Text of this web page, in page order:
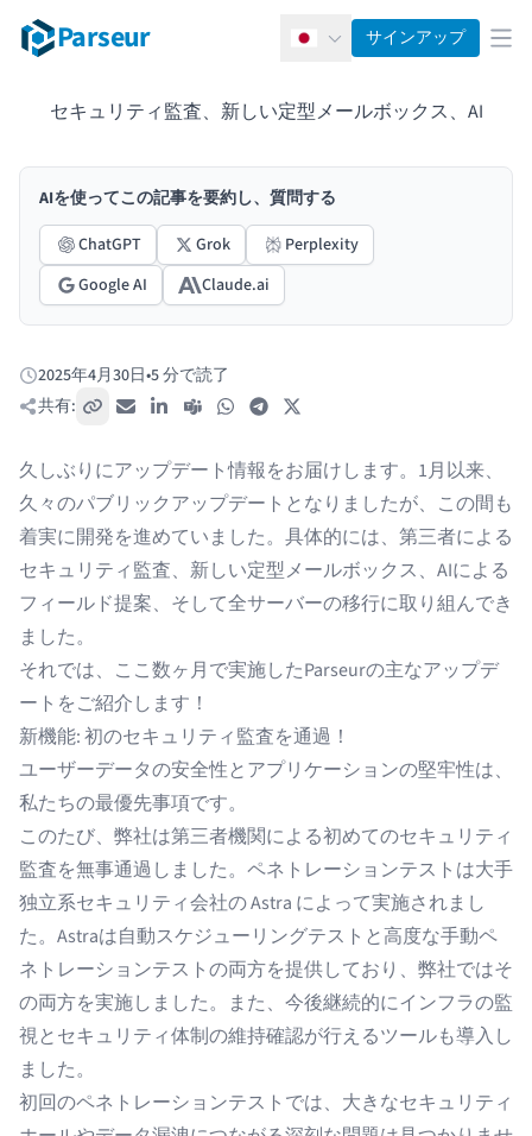
Parseur 日本語サインアップ メ
セキュリティ監査、新しい定型メールボックス、AI
AIを使ってこの記事を要約し、質問する
ChatGPT
Grok
Perplexity
Google AI
Claude.ai
公開日:
2025年4月30日•5 分で読了
共有:
リンクをコピー
メールLinkedIn
Teams WhatsAppTelegram
久しぶりにアップデート情報をお届けします。1月以来、
久々のパブリックアップデートとなりましたが、この間も
着実に開発を進めていました。具体的には、第三者による
セキュリティ監査、新しい定型メールボックス、AIによる
フィールド提案、そして全サーバーの移行に取り組んでき
ました。
それでは、ここ数ヶ月で実施したParseurの主なアップデ
ートをご紹介します！
新機能: 初のセキュリティ監査を通過！
ユーザーデータの安全性とアプリケーションの堅牢性は、
私たちの最優先事項です。
このたび、弊社は第三者機関による初めてのセキュリティ
監査を無事通過しました。ペネトレーションテストは大手
独立系セキュリティ会社のAstra によって実施されまし
た。Astraは自動スケジューリングテストと高度な手動ペ
ネトレーションテストの両方を提供しており、弊社ではそ
の両方を実施しました。また、今後継続的にインフラの監
視とセキュリティ体制の維持確認が行えるツールも導入し
ました。
初回のペネトレーションテストでは、大きなセキュリティ